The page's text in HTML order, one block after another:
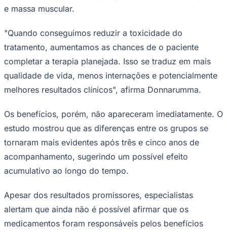
e massa muscular.
"Quando conseguimos reduzir a toxicidade do
tratamento, aumentamos as chances de o paciente
completar a terapia planejada. Isso se traduz em mais
qualidade de vida, menos internações e potencialmente
melhores resultados clínicos", afirma Donnarumma.
Os benefícios, porém, não apareceram imediatamente. O
estudo mostrou que as diferenças entre os grupos se
tornaram mais evidentes após três e cinco anos de
acompanhamento, sugerindo um possível efeito
acumulativo ao longo do tempo.
Apesar dos resultados promissores, especialistas
alertam que ainda não é possível afirmar que os
medicamentos foram responsáveis pelos benefícios